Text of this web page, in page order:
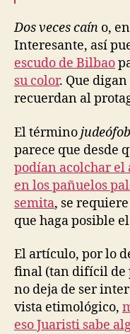
Dos veces caín o,
Interesante, así
escudo de Bilbao
su color. Que
recuerdan al
El término
parece que desde
podían acolchar
en los pañuelos
semita, se
que haga posible
El artículo, por lo
final (tan difícil de
no deja de ser
vista etimológico,
eso Juaristi sabe